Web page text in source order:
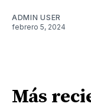
ADMIN USER
febrero 5, 2024
Más